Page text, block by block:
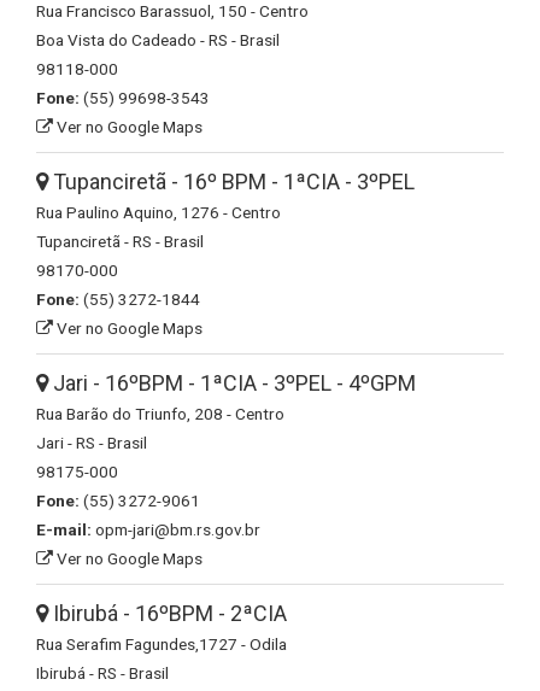
Rua Francisco Barassuol, 150 - Centro
Boa Vista do Cadeado - RS - Brasil
98118-000
Fone: (55) 99698-3543
Ver no Google Maps
Tupanciretã - 16º BPM - 1ªCIA - 3ºPEL
Rua Paulino Aquino, 1276 - Centro
Tupanciretã - RS - Brasil
98170-000
Fone: (55) 3272-1844
Ver no Google Maps
Jari - 16ºBPM - 1ªCIA - 3ºPEL - 4ºGPM
Rua Barão do Triunfo, 208 - Centro
Jari - RS - Brasil
98175-000
Fone: (55) 3272-9061
E-mail: opm-jari@bm.rs.gov.br
Ver no Google Maps
Ibirubá - 16ºBPM - 2ªCIA
Rua Serafim Fagundes,1727 - Odila
Ibirubá - RS - Brasil